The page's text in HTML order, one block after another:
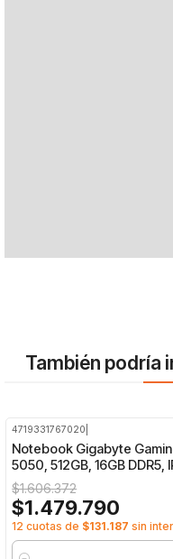
También podría
4719331767020
Notebook Gigabyte
5050, 512GB, 16GB DDR5,
$1.606.372
$1.479.790
12 cuotas de $131.187 sin